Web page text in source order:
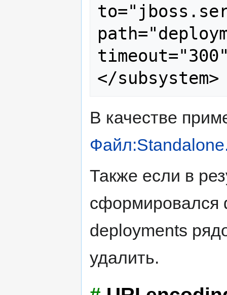
В качестве
Также если в
сформировался
deployments
удалить.